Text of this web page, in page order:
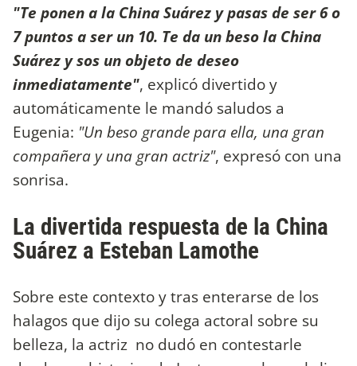
"Te ponen a la China Suárez y pasas de ser 6 o
7 puntos a ser un 10. Te da un beso la China
Suárez y sos un objeto de deseo
inmediatamente", explicó divertido y
automáticamente le mandó saludos a
Eugenia: "Un beso grande para ella, una gran
compañera y una gran actriz", expresó con una
sonrisa.
La divertida respuesta de la China
Suárez a Esteban Lamothe
Sobre este contexto y tras enterarse de los
halagos que dijo su colega actoral sobre su
belleza, la actriz no dudó en contestarle